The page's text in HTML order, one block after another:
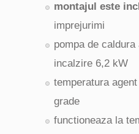
montajul este
imprejurimi
pompa de
incalzire 6,2 kW
temperatura
grade
functioneaza la